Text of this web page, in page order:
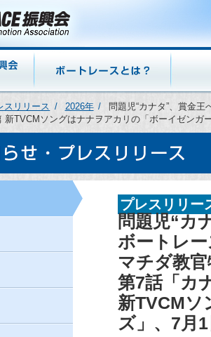
スリリース 2026年
問題児“カナタ”、賞金
新TVCMソングはナナヲアカリの「ボーイゼンガ
プレスリリー
問題児“カ
ボートレ
マチダ教
第7話「カ
新TVCMソ
ズ」、7月